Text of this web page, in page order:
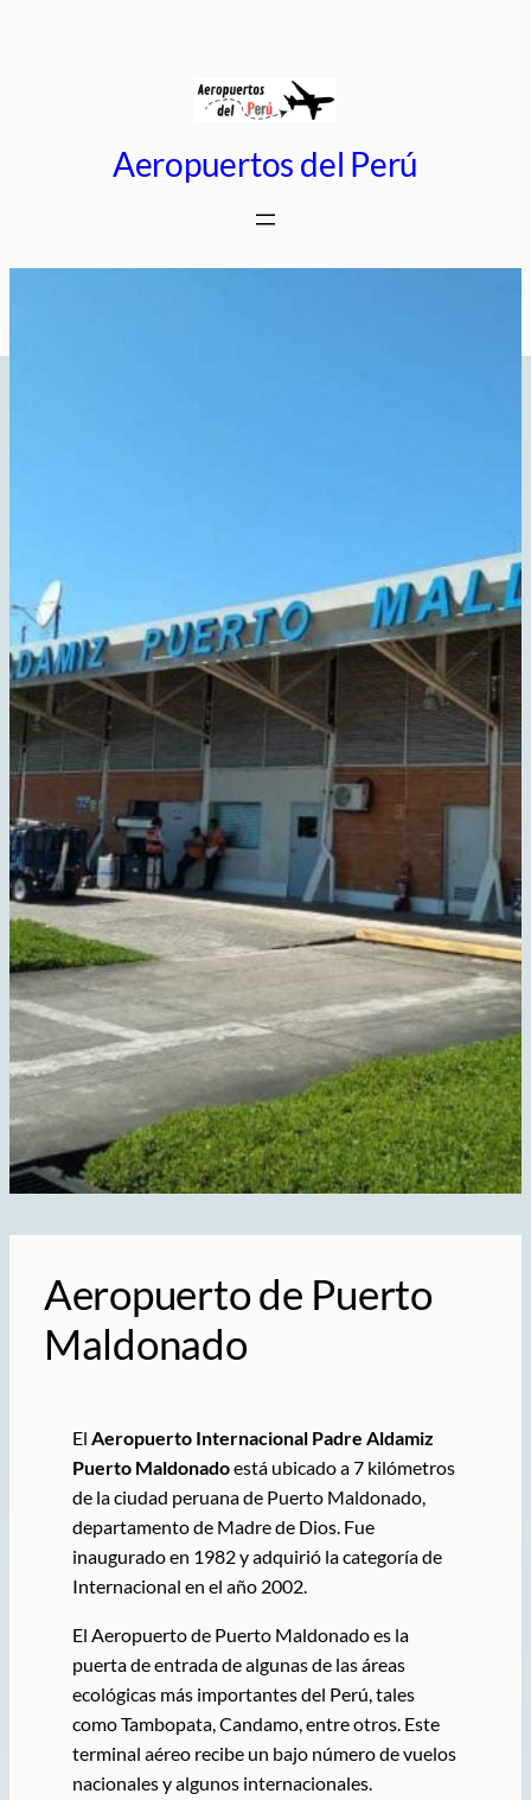
Aeropuertos del Perú
Aeropuerto de Puerto
Maldonado
El Aeropuerto Internacional Padre Aldamiz
Puerto Maldonadoestá ubicado a 7 kilómetros
de la ciudad peruana de Puerto Maldonado,
departamento de Madre de Dios. Fue
inaugurado en 1982 y adquirió la categoría de
Internacional en el año 2002.
El Aeropuerto de Puerto Maldonado es la
puerta de entrada de algunas de las áreas
ecológicas más importantes del Perú, tales
como Tambopata, Candamo, entre otros. Este
terminal aéreo recibe un bajo número de vuelos
nacionales y algunos internacionales.